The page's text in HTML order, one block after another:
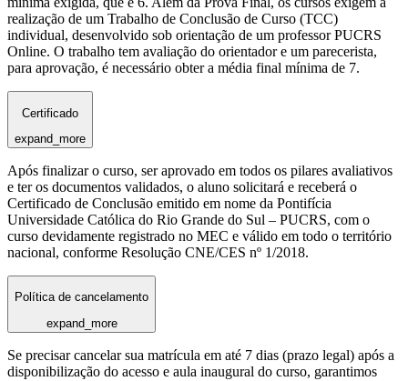
realização de um Trabalho de Conclusão de Curso (TCC)
individual, desenvolvido sob orientação de um professor PUCRS
Online. O trabalho tem avaliação do orientador e um parecerista,
para aprovação, é necessário obter a média final mínima de 7.
Certificado
expand_more
Após finalizar o curso, ser aprovado em todos os pilares avaliativos
e ter os documentos validados, o aluno solicitará e receberá o
Certificado de Conclusão emitido em nome da Pontifícia
Universidade Católica do Rio Grande do Sul – PUCRS, com o
curso devidamente registrado no MEC e válido em todo o território
nacional, conforme Resolução CNE/CES nº 1/2018.
Política de cancelamento
expand_more
Se precisar cancelar sua matrícula em até 7 dias (prazo legal) após a
disponibilização do acesso e aula inaugural do curso, garantimos